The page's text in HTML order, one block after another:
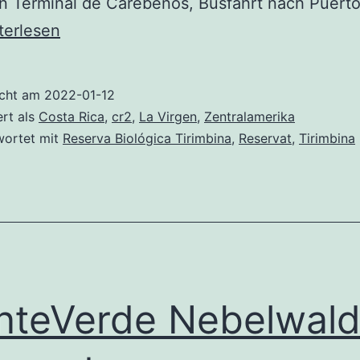
am 2022-01-12
als Costa Rica, cr2, La Virgen, Zentralamerika
mit Reserva Biológica Tirimbina, Reservat, Tirimbina
Nebelwald